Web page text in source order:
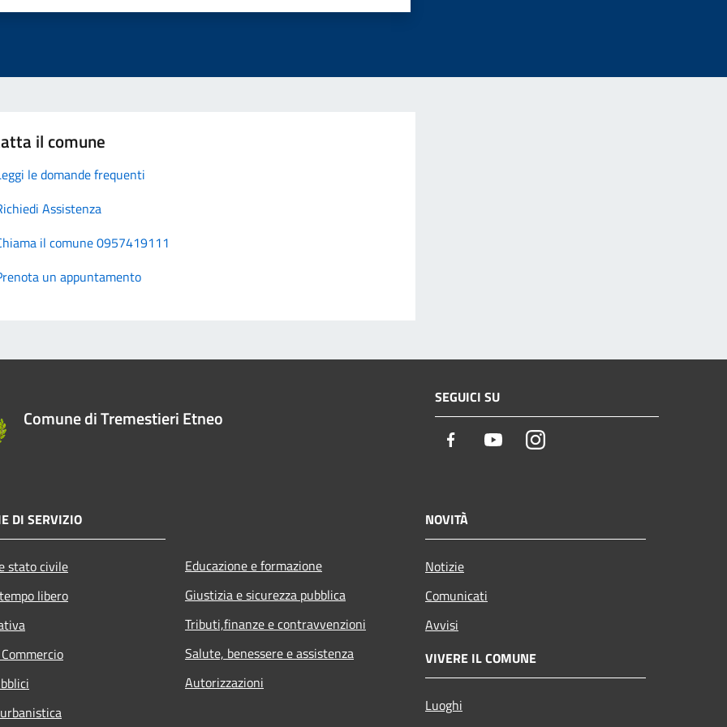
il comune
le domande frequenti
Assistenza
il comune 0957419111
un appuntamento
Comune di Tremestieri Etneo
SEGUICI SU
Facebook YoutubeInstagram
DI SERVIZIO
stato civile
libero
Educazione e formazione
Giustizia e sicurezza pubblica
Tributi,finanze e contravvenzioni
Salute, benessere e assistenza
Autorizzazioni
NOVITÀ
Notizie
Comunicati
Avvisi
VIVERE IL COMUNE
Luoghi